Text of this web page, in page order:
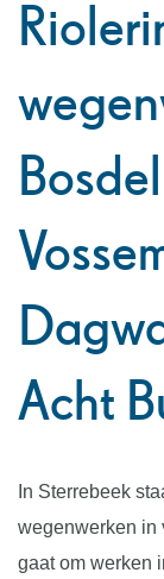
Acht
In Sterrebeek
wegenwerken in
gaat om werken